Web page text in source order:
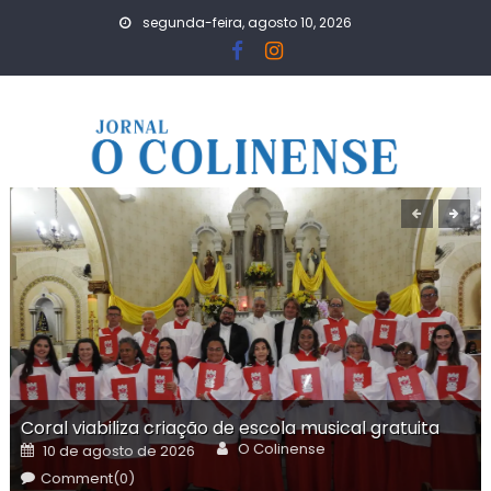
segunda-feira, agosto 10, 2026
Coral viabiliza criação de escola musical gratuita
Posted
on
10 de agosto de 2026 Author
O Colinense
Comment(0)